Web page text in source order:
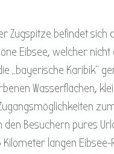
Zugspitze befindet sich
Eibsee, welcher nicht
„bayerische Karibik“
Wasserflächen,
den Besuchern pures
Kilometer langen